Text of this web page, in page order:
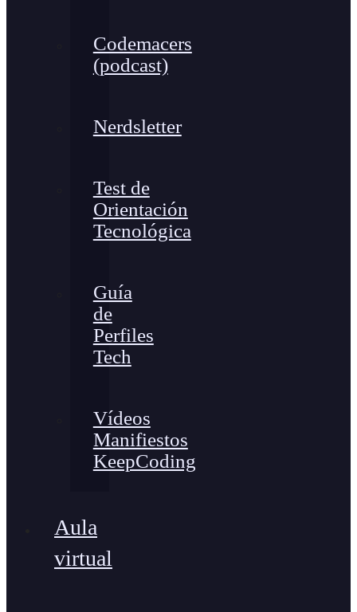
Codemacers
(podcast)
Nerdsletter
Test de
Orientación
Tecnológica
Guía
de
Perfiles
Tech
Vídeos
Manifiestos
KeepCoding
Aula
virtual